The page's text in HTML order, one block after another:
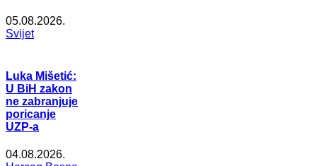
05.08.2026.
Svijet
Luka Mišetić:
U BiH zakon
ne zabranjuje
poricanje
UZP-a
04.08.2026.